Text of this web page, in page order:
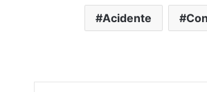
Acidente